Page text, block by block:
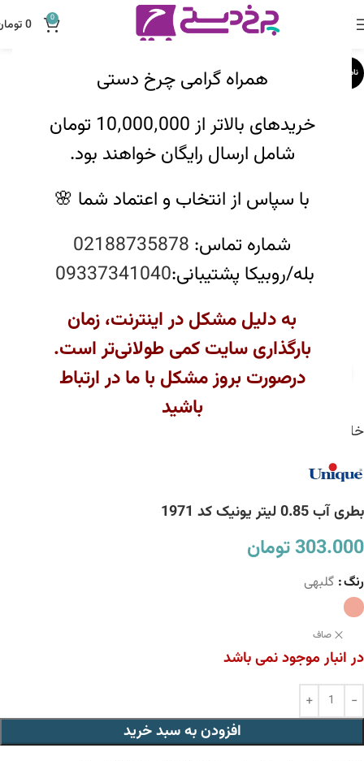
همراه گرامی چرخ دستی
خریدهای بالاتر از 10٬000٬000 تومان
شامل ارسال رایگان خواهند بود.
با سپاس از انتخاب و اعتماد شما 🌸
شماره تماس: 02188735878
بله/روبیکا پشتیبانی:09337341040
به دلیل مشکل در اینترنت، زمان
بارگذاری سایت کمی طولانی‌تر است.
درصورت بروز مشکل با ما در ارتباط
باشید
0
0
ناموجود
بزرگنمایی تصویر
خانه
بطری آب 0.85 لیتر يونيک کد 1971
303.000تومان
رنگ گلبهی
صاف
در انبار موجود نمی باشد
افزودن به سبد خرید